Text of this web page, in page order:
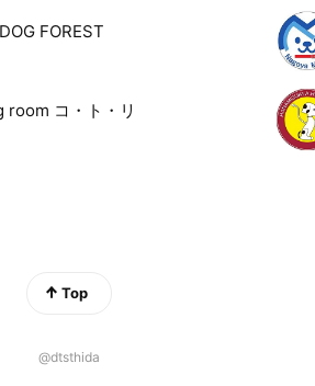
きれば色々な可能性が出てきます。
族の性格やエネルギーに合わせてお教え
る方が多いと思いますが、一般の方です
ります。
めの屋外教室”という屋外教室も毎月開
FOREST
コ・ト・リ
Top
@dtsthida